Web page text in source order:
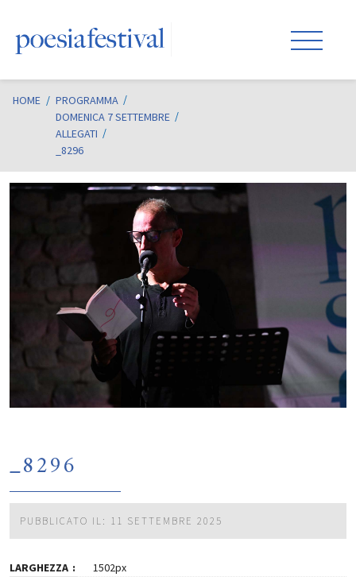
HOME / PROGRAMMA
DOMENICA 7 SETTEMBRE
ALLEGATI
_8296
_8296
PUBBLICATO IL: 11 SETTEMBRE 2025
LARGHEZZA
1502px